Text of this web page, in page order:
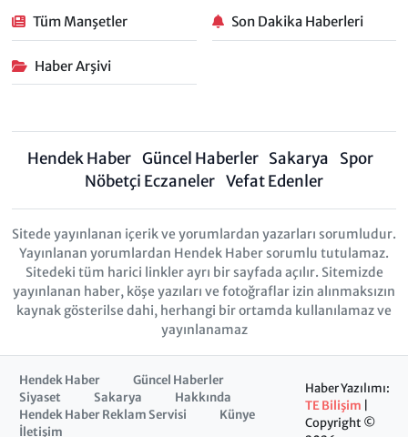
Tüm Manşetler Son Dakika Haberleri
Haber Arşivi
Hendek Haber Güncel Haberler Sakarya
Spor
Nöbetçi Eczaneler Vefat Edenler
Sitede yayınlanan içerik ve yorumlardan yazarları sorumludur.
Yayınlanan yorumlardan Hendek Haber sorumlu tutulamaz.
Sitedeki tüm harici linkler ayrı bir sayfada açılır. Sitemizde
yayınlanan haber, köşe yazıları ve fotoğraflar izin alınmaksızın
kaynak gösterilse dahi, herhangi bir ortamda kullanılamaz ve
yayınlanamaz
Hendek Haber
Güncel Haberler
Siyaset
Sakarya
Hakkında
Hendek Haber Reklam Servisi
Künye
İletişim
Haber Yazılımı:
TE Bilişim
Copyright ©